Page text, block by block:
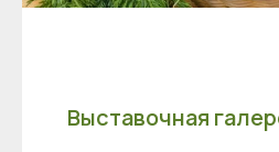
Выставочная